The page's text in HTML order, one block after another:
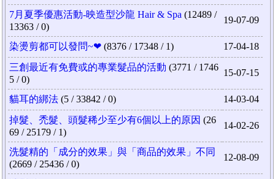
7月夏季優惠活動-映造型沙龍 Hair & Spa (12489 /
13363 / 0)
19-07-09
染燙剪都可以發問~❤ (8376 / 17348 / 1)
17-04-18
三創最近有免費或的專業髮品的活動 (3771 / 1746
5 / 0)
15-07-15
貓耳的綁法 (5 / 33842 / 0)
14-03-04
掉髮、禿髮、頭髮稀少至少有6個以上的原因 (26
69 / 25179 / 1)
14-02-26
洗髮精的「成分的效果」與「商品的效果」不同
(2669 / 25436 / 0)
12-08-09